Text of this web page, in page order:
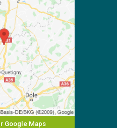
Google Maps